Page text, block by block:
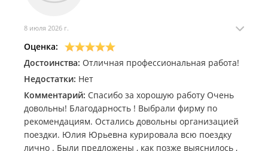
8 июля 2026 г.
Оценка:
Достоинства: Отличная профессиональная работа!
Недостатки: Нет
Комментарий: Спасибо за хорошую работу Очень
довольны! Благодарность ! Выбрали фирму по
рекомендациям. Остались довольны организацией
поездки. Юлия Юрьевна курировала всю поездку
лично . Были предложены , как позже выяснилось ,